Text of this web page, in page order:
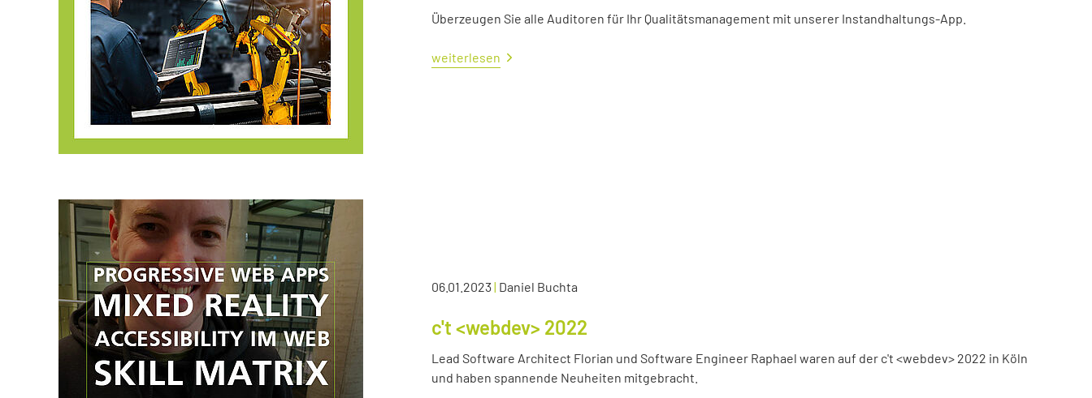
Überzeugen Sie alle Auditoren für Ihr Qualitätsmanagement mit unserer Instandhaltungs-App.
weiterlesen
06.01.2023| Daniel Buchta
c't <webdev> 2022
Lead Software Architect Florian und Software Engineer Raphael waren auf der c't <webdev> 2022 in Köln
und haben spannende Neuheiten mitgebracht.